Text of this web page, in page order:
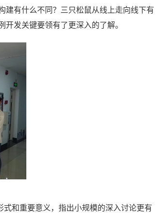
建有什么不同？三只松鼠从线上走向线下有
发关键要领有了更深入的了解。
和重要意义，指出小规模的深入讨论更有